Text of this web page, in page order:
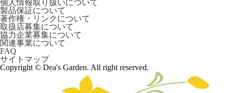
個人情報取り扱いについて
製品保証について
著作権・リンクについて
取扱店募集について
協力企業募集について
関連事業について
FAQ
サイトマップ
Copyright © Dea's Garden. All right reserved.